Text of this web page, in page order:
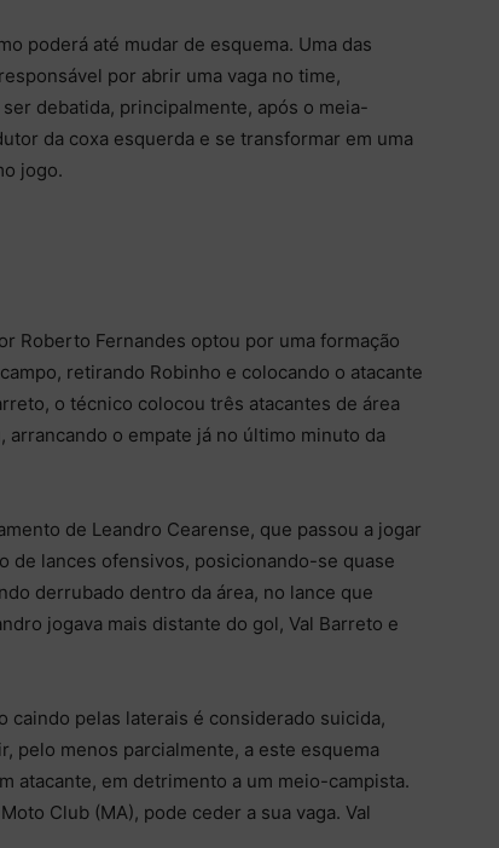
poderá até mudar de esquema. Uma das
por abrir uma vaga no time,
debatida, principalmente, após o meia-
da coxa esquerda e se transformar em uma
jogo.
Roberto Fernandes optou por uma formação
retirando Robinho e colocando o atacante
o técnico colocou três atacantes de área
arrancando o empate já no último minuto da
de Leandro Cearense, que passou a jogar
de lances ofensivos, posicionando-se quase
derrubado dentro da área, no lance que
jogava mais distante do gol, Val Barreto e
caindo pelas laterais é considerado suicida,
pelo menos parcialmente, a este esquema
atacante, em detrimento a um meio-campista.
Club (MA), pode ceder a sua vaga. Val